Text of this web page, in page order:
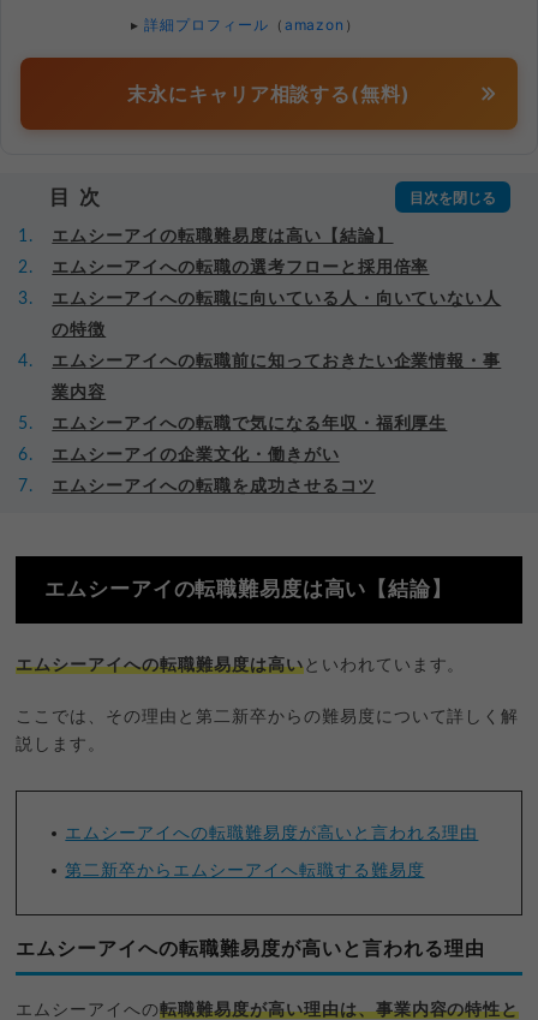
▸ 詳細プロフィール （ amazon ）
末永にキャリア相談する(無料)
目次
エムシーアイの転職難易度は高い【結論】
エムシーアイへの転職の選考フローと採用倍率
エムシーアイへの転職に向いている人・向いていない人
の特徴
エムシーアイへの転職前に知っておきたい企業情報・事
業内容
エムシーアイへの転職で気になる年収・福利厚生
エムシーアイの企業文化・働きがい
エムシーアイへの転職を成功させるコツ
エムシーアイの転職難易度は高い【結論】
エムシーアイへの転職難易度は高いといわれています。
ここでは、その理由と第二新卒からの難易度について詳しく解
説します。
エムシーアイへの転職難易度が高いと言われる理由
第二新卒からエムシーアイへ転職する難易度
エムシーアイへの転職難易度が高いと言われる理由
エムシーアイへの転職難易度が高い理由は、事業内容の特性と